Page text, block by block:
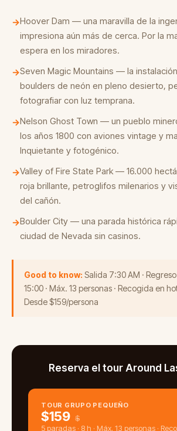
→Hoover Dam — una maravilla de la
impresiona aún más de cerca. Por la
espera en los miradores.
→Seven Magic Mountains — la
boulders de neón en pleno desierto,
fotografiar con luz temprana.
→Nelson Ghost Town — un pueblo
los años 1800 con aviones vintage y
Inquietante y fotogénico.
→Valley of Fire State Park — 16.000
roja brillante, petroglifos milenarios y
del cañón.
→Boulder City — una parada histórica
ciudad de Nevada sin casinos.
Good to know: Salida 7:30 AM ·
15:00 · Máx. 13 personas · Recogida en
Desde $159/persona
Reserva el tour Around
TOUR GRUPO PEQUEÑO
$159 $
5 paradas · 8 h · Máx. 13 personas ·